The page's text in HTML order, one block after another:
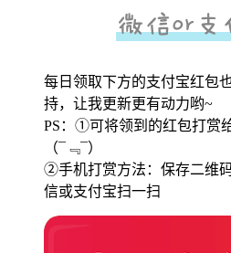
每日领取下方的支付宝红包
持，让我更新更有动力哟~
PS：①可将领到的红包打赏
（¯﹃¯）
②手机打赏方法：保存二维
信或支付宝扫一扫